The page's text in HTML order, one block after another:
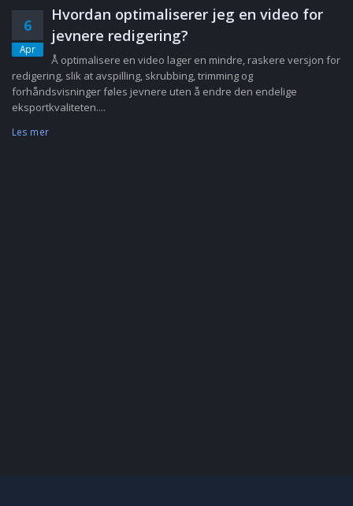
6
Apr
Hvordan optimaliserer jeg en video for
jevnere redigering?
Å optimalisere en video lager en mindre, raskere versjon for
redigering, slik at avspilling, skrubbing, trimming og
forhåndsvisninger føles jevnere uten å endre den endelige
eksportkvaliteten....
Les mer